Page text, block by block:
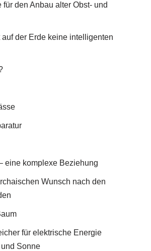
für den Anbau alter Obst- und
der Erde keine intelligenten
eine komplexe Beziehung
Wunsch nach den
für elektrische Energie
Sonne